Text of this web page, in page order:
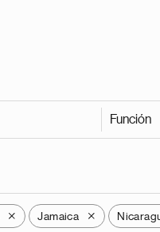
Función
X Jamaica X